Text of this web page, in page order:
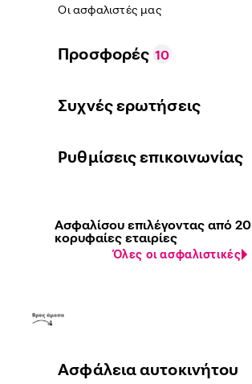
Οι ασφαλιστές μας
Προσφορές 10
Συχνές ερωτήσεις
Ρυθμίσεις επικοινωνίας
Ασφαλίσου επιλέγοντας από 20
κορυφαίες εταιρίες
Όλες οι ασφαλιστικές
Ασφάλεια αυτοκινήτου